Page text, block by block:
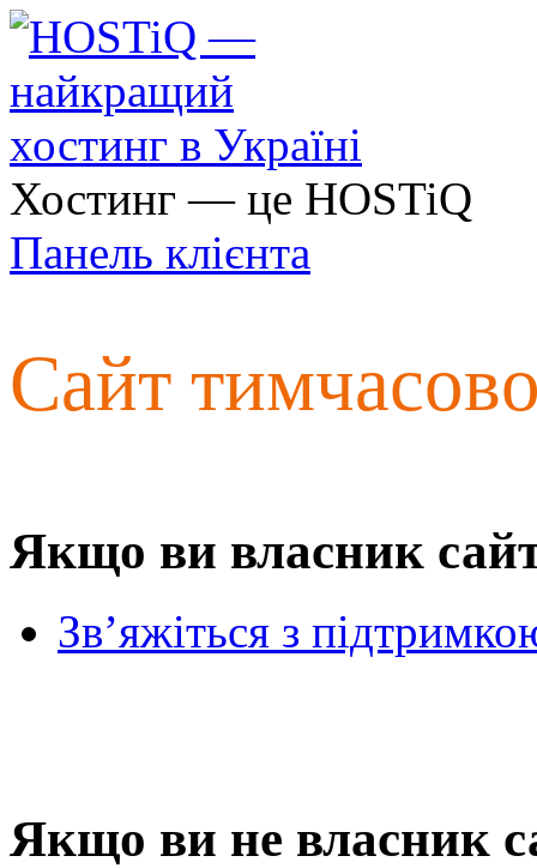
Хостинг — це HOSTiQ
Панель клієнта
Сайт
Якщо ви власник
Зв’яжіться з
Якщо ви не власник